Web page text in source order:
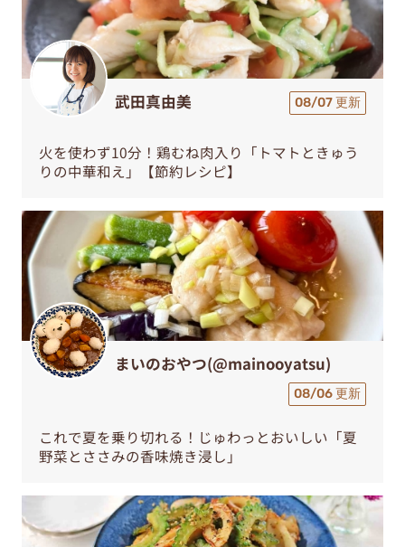
武田真由美 08/07 更新
火を使わず10分！鶏むね肉入り「トマトときゅう
りの中華和え」【節約レシピ】
まいのおやつ(@mainooyatsu)
08/06 更新
これで夏を乗り切れる！じゅわっとおいしい「夏
野菜とささみの香味焼き浸し」